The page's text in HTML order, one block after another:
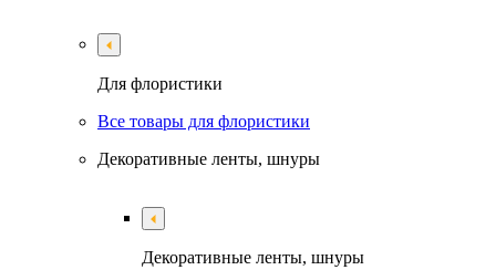
Для флористики
Все товары для флористики
Декоративные ленты, шнуры
Декоративные ленты, шнуры